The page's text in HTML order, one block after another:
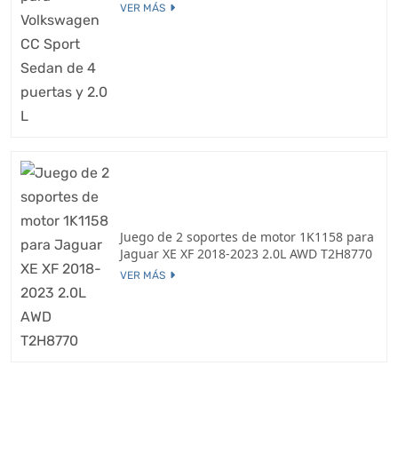
VER MÁS
Juego de 2 soportes de motor 1K1158 para
Jaguar XE XF 2018-2023 2.0L AWD T2H8770
VER MÁS